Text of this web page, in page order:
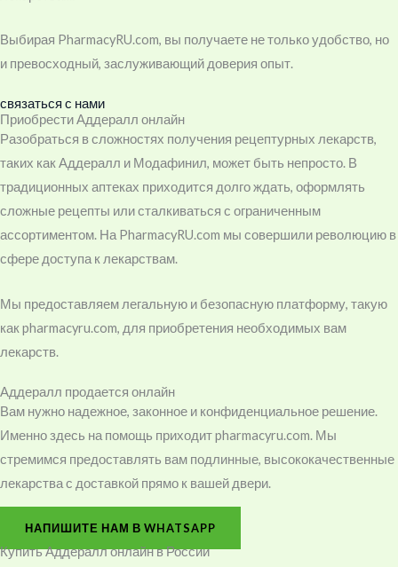
Выбирая PharmacyRU.com, вы получаете не только удобство, но
и превосходный, заслуживающий доверия опыт.
связаться с нами
Приобрести Аддералл онлайн
Разобраться в сложностях получения рецептурных лекарств,
таких как Аддералл и Модафинил, может быть непросто. В
традиционных аптеках приходится долго ждать, оформлять
сложные рецепты или сталкиваться с ограниченным
ассортиментом. На PharmacyRU.com мы совершили революцию в
сфере доступа к лекарствам.
Мы предоставляем легальную и безопасную платформу, такую ​​
как pharmacyru.com, для приобретения необходимых вам
лекарств.
Аддералл продается онлайн
Вам нужно надежное, законное и конфиденциальное решение.
Именно здесь на помощь приходит pharmacyru.com. Мы
стремимся предоставлять вам подлинные, высококачественные
лекарства с доставкой прямо к вашей двери.
НАПИШИТЕ НАМ В WHATSAPP
Купить Аддералл онлайн в России